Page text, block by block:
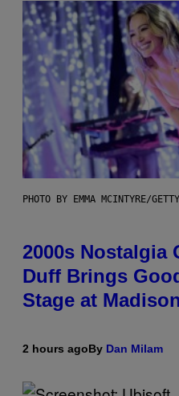
PHOTO BY EMMA MCINTYRE/
2000s Nostalgia
Duff Brings
Stage at
2 hours agoBy Dan Milam